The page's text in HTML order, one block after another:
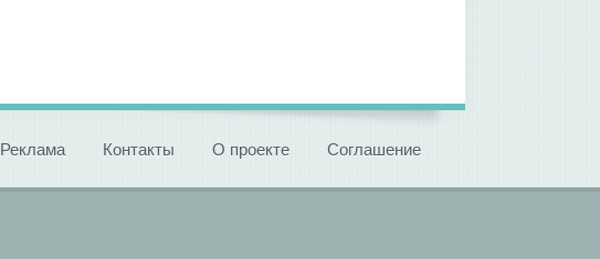
Реклама Контакты О проекте Соглашение